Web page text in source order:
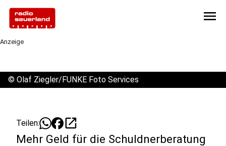
menu
Anzeige
© Olaf Ziegler/FUNKE Foto Services
Teilen: open_in_new
Mehr Geld für die Schuldnerberatung